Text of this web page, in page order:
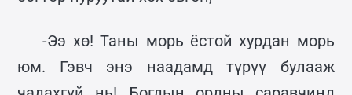
-Ээ хө! Таны морь ёстой хурдан морь
юм. Гэвч энэ наадамд түрүү булааж